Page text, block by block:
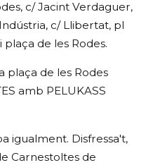
c/ Jacint Verdaguer,
c/ Llibertat, pl
de les Rodes.
plaça de les Rodes
amb PELUKASS
igualment. Disfressa't,
Carnestoltes de